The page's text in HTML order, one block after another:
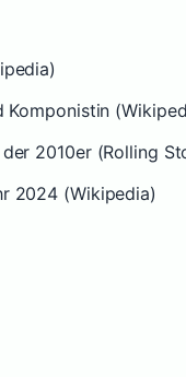
Komponistin
2010er (Rolling
2024 (Wikipedia)